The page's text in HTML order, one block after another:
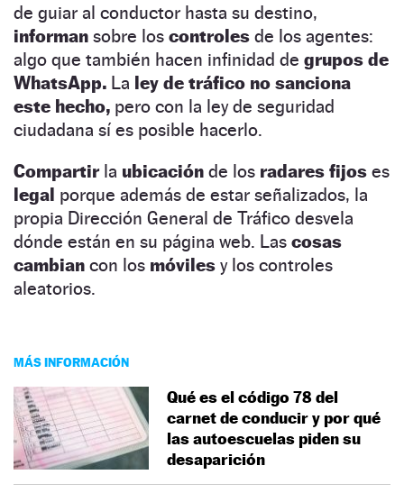
de guiar al conductor hasta su destino,
informan sobre los controles de los agentes:
algo que también hacen infinidad de grupos de
WhatsApp. La ley de tráfico no sanciona
este hecho, pero con la ley de seguridad
ciudadana sí es posible hacerlo.
Compartir la ubicación de los radares fijos es
legal porque además de estar señalizados, la
propia Dirección General de Tráfico desvela
dónde están en su página web. Las cosas
cambian con los móviles y los controles
aleatorios.
MÁS INFORMACIÓN
Qué es el código 78 del
carnet de conducir y por qué
las autoescuelas piden su
desaparición